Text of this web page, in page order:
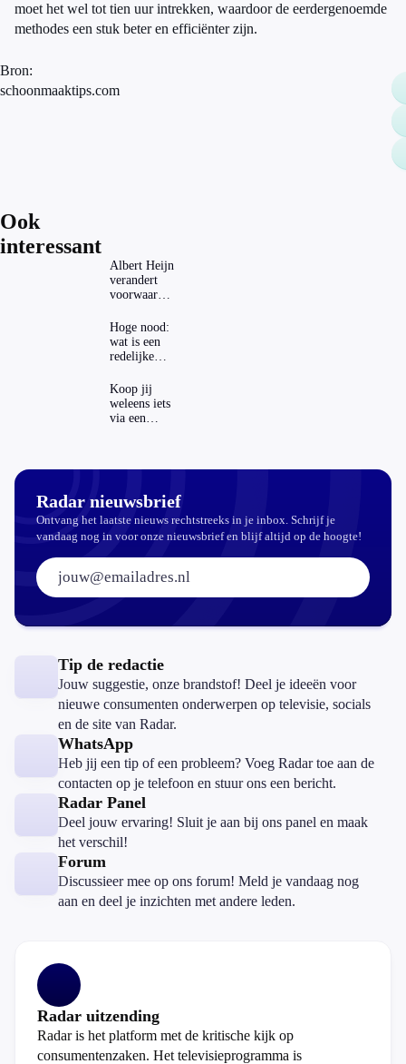
moet het wel tot tien uur intrekken, waardoor de eerdergenoemde
methodes een stuk beter en efficiënter zijn.
Bron:
schoonmaaktips.com
Ook
interessant
Albert Heijn
verandert
voorwaarden
mag dat
zomaar?
Hoge nood:
wat is een
redelijke
een
openbaar
toilet?
Koop jij
weleens iets
via een
Radar nieuwsbrief
Ontvang het laatste nieuws rechtstreeks in je inbox. Schrijf je
vandaag nog in voor onze nieuwsbrief en blijf altijd op de hoogte!
E-mailadres:
Tip de redactie
Jouw suggestie, onze brandstof! Deel je ideeën voor
nieuwe consumenten onderwerpen op televisie, socials
en de site van Radar.
WhatsApp
Heb jij een tip of een probleem? Voeg Radar toe aan de
contacten op je telefoon en stuur ons een bericht.
Radar Panel
Deel jouw ervaring! Sluit je aan bij ons panel en maak
het verschil!
Forum
Discussieer mee op ons forum! Meld je vandaag nog
aan en deel je inzichten met andere leden.
Radar uitzending
Radar is het platform met de kritische kijk op
consumentenzaken. Het televisieprogramma is